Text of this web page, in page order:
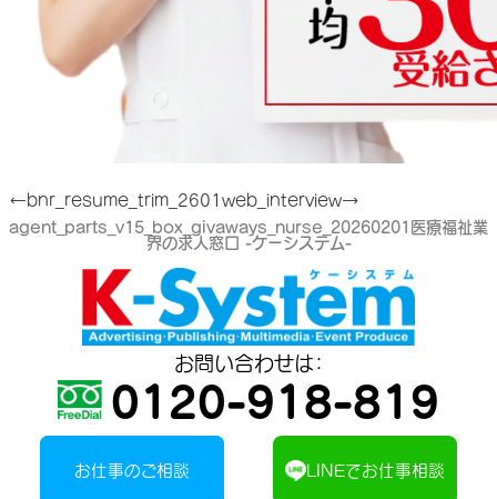
←bnr_resume_trim_2601 web_interview→
agent_parts_v15_box_givaways_nurse_20260201 医療福祉業
界の求人窓口 -ケーシステム-
お問い合わせは：
0120-918-819
お仕事のご相談 LINEでお仕事相談